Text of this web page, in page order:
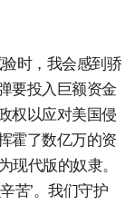
时，我会感到骄
要投入巨额资金
权以应对美国侵
霍了数亿万的资
现代版的奴隶。
苦’。我们守护